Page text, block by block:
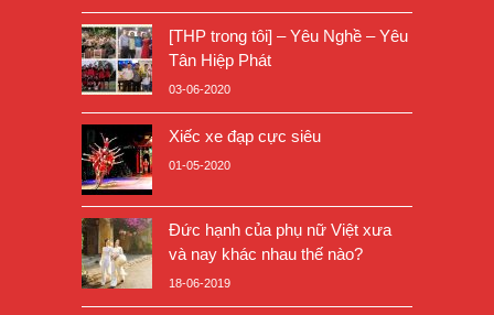
[THP trong tôi] – Yêu Nghề – Yêu
Tân Hiệp Phát
03-06-2020
Xiếc xe đạp cực siêu
01-05-2020
Đức hạnh của phụ nữ Việt xưa
và nay khác nhau thế nào?
18-06-2019